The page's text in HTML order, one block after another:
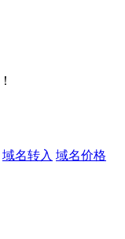
域名转入 域名价格